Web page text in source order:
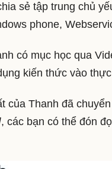
sẻ tập trung chủ
phone,
có mục học qua
kiến thức vào
của Thanh đã
, các bạn có thể đón